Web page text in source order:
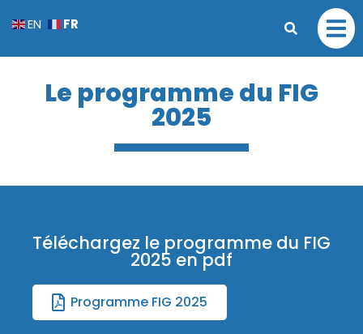
Le programme du FIG
2025
Téléchargez le programme du FIG
2025 en pdf
Programme FIG 2025
EN FR